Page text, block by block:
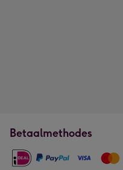
Betaalmethodes